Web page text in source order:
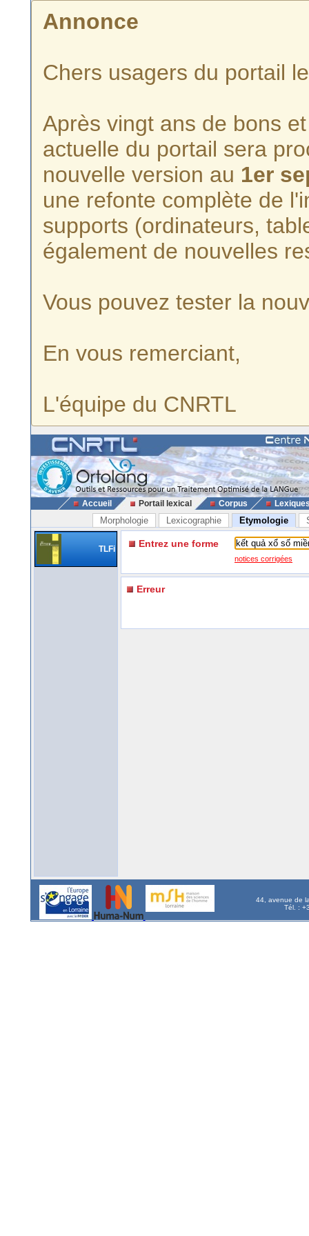
Annonce
Chers usagers du portail
Après vingt ans de bons
actuelle du portail sera
nouvelle version au 1er
une refonte complète de
supports (ordinateurs,
également de nouvelles
Vous pouvez tester la
En vous remerciant,
L'équipe du CNRTL
Accueil Portail lexical Corpus
Morphologie Lexicographie Etymologie
TLFi Entrez une forme
notices corrigées
Erreur
44, avenue de
Tél. :